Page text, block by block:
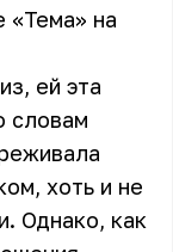
«Тема» на
ей эта
словам
хоть и не
Однако, как